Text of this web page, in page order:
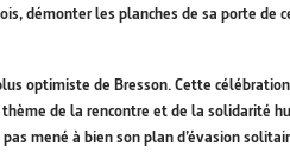
démonter les planches de sa porte de
optimiste de Bresson. Cette
de la rencontre et de la solidarité
mené à bien son plan d’évasion